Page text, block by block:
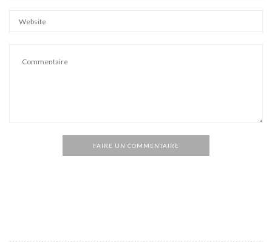
FAIRE UN COMMENTAIRE